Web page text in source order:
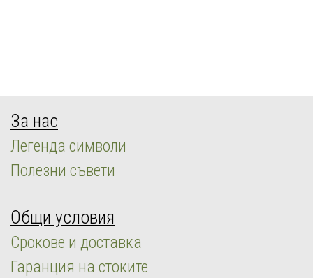
За нас
Легенда символи
Полезни съвети
Общи условия
Срокове и доставка
Гаранция на стоките